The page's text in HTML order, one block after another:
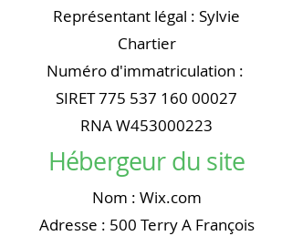
Représentant légal : Sylvie
Chartier
Numéro d'immatriculation :
SIRET775 537 160 00027
RNA W453000223
Hébergeur du site
Nom : Wix.com
Adresse : 500 Terry A François